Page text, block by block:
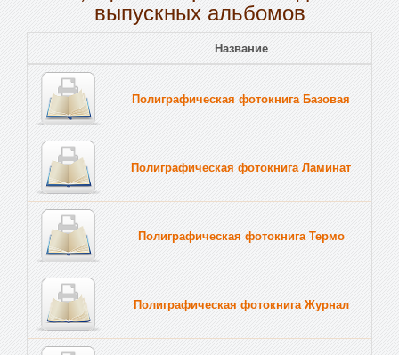
выпускных альбомов
Название
Полиграфическая фотокнига Базовая
Полиграфическая фотокнига Ламинат
Полиграфическая фотокнига Термо
Полиграфическая фотокнига Журнал